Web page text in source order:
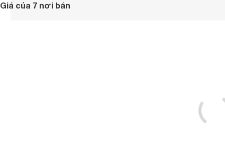
Giá của 7 nơi bán